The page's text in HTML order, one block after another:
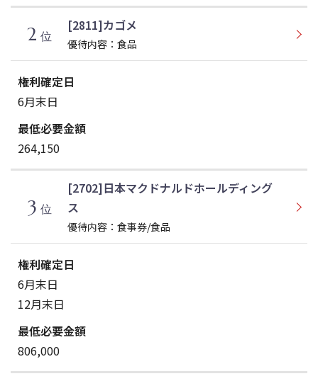
2 位
[2811]カゴメ
優待内容：食品
6月末日
264,150
3 位
[2702]日本マクドナルドホールディング
ス
優待内容：食事券/食品
6月末日
12月末日
806,000